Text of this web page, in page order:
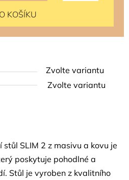
SLIM 2 z masivu a kovu je
poskytuje pohodlné a
Stůl je vyroben z kvalitního
Zvolte variantu
Zvolte variantu
KOŠÍKU